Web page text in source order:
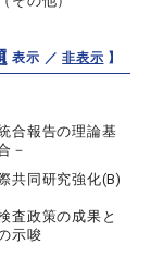
表示 ／非表示 】
合報告の理論基
－
共同研究強化(B)
査政策の成果と
示唆